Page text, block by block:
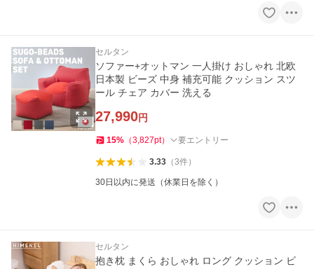
セルタン
ソファー+オットマン 一人掛け おしゃれ 北欧
日本製 ビーズ 中身 補充可能 クッション スツ
ール チェア カバー 洗える
27,990円
15% （3,827pt） 要エントリー
3.33（3件）
30日以内に発送（休業日を除く）
セルタン
抱き枕 まくら おしゃれ ロング クッション ビ